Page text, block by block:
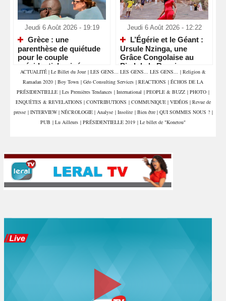
Jeudi 6 Août 2026 - 19:19
Grèce : une
parenthèse de quiétude
pour le couple
présidentiel guinéen
Jeudi 6 Août 2026 - 12:22
L’Égérie et le Géant :
Ursule Nzinga, une
Grâce Congolaise au
Pied de la Renaissance
Africaine
ACTUALITÉ | Le Billet du Jour | LES GENS... LES GENS... LES GENS... | Religion &
Ramadan 2020 | Boy Town | Géo Consulting Services | REACTIONS | ÉCHOS DE LA
PRÉSIDENTIELLE | Les Premières Tendances | International | PEOPLE & BUZZ | PHOTO |
ENQUÊTES & REVELATIONS | CONTRIBUTIONS | COMMUNIQUE | VIDÉOS | Revue de
presse | INTERVIEW | NÉCROLOGIE | Analyse | Insolite | Bien être | QUI SOMMES NOUS ? |
PUB | Lu Ailleurs | PRÉSIDENTIELLE 2019 | Le billet de "Konetou"